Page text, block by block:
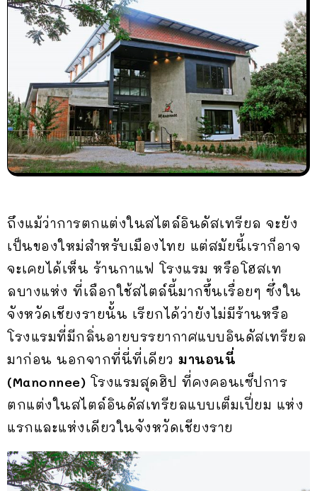
ถึงแม้ว่าการตกแต่งในสไตล์อินดัสเทรียล จะยัง
เป็นของใหม่สำหรับเมืองไทย แต่สมัยนี้เราก็อาจ
จะเคยได้เห็น ร้านกาแฟ โรงแรม หรือโฮสเท
ลบางแห่ง ที่เลือกใช้สไตล์นี้มากขึ้นเรื่อยๆ ซึ่งใน
จังหวัดเชียงรายนั้น เรียกได้ว่ายังไม่มีร้านหรือ
โรงแรมที่มีกลิ่นอายบรรยากาศแบบอินดัสเทรียล
มาก่อน นอกจากที่นี่ที่เดียว มานอนนี่
(Manonnee) โรงแรมสุดฮิป ที่คงคอนเซ็ปการ
ตกแต่งในสไตล์อินดัสเทรียลแบบเต็มเปี่ยม แห่ง
แรกและแห่งเดียวในจังหวัดเชียงราย